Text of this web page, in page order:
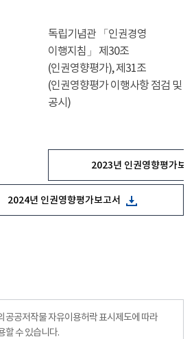
독립기념관 「인권경영
이행지침」 제30조
(인권영향평가), 제31조
(인권영향평가 이행사항 점검 및
공시)
2023년 인권영향평가보
2024년 인권영향평가보고서
공공저작물 자유이용허락 표시제도에 따라
할 수 있습니다.